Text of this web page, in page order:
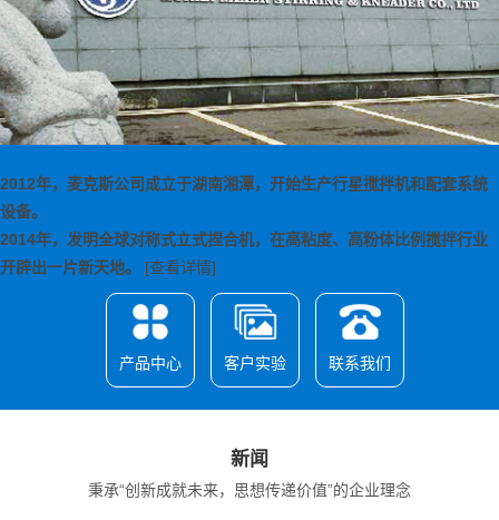
2012年，麦克斯公司成立于湖南湘潭，开始生产行星搅拌机和配套系统
设备。
2014年，发明全球对称式立式捏合机，在高粘度、高粉体比例搅拌行业
开辟出一片新天地。
[查看详情]
产品中心 客户实验 联系我们
新闻
秉承“创新成就未来，思想传递价值”的企业理念